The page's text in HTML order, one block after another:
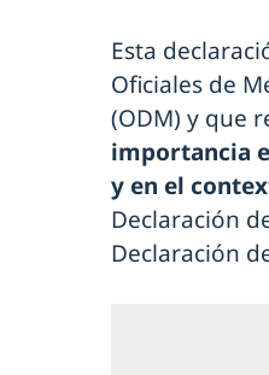
Esta
Oficiales de
(ODM) y que
importancia
y en el
Declaración
Declaración